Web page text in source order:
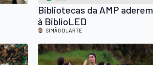
Bibliotecas da AMP aderem
à BiblioLED
SIMÃO DUARTE